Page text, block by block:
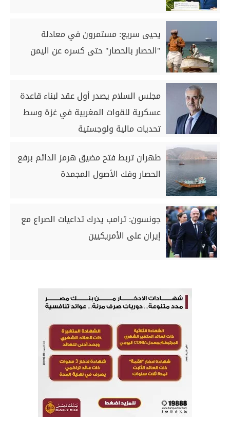
يحيى سريع: مستمرون في معادلة
"الحصار بالحصار" حتى كسره عن اليمن
مجلس السلام يصدر أول عقد لبناء قاعدة
عسكرية للقوات المغربية في غزة وسط
تحديات مالية ولوجستية
طهران تربط فتح مضيق هرمز الدائم برفع
الحصار وفك الأصول المجمدة
جونسون: ترامب يدرك تداعيات الصراع مع
إيران على الأمريكيين